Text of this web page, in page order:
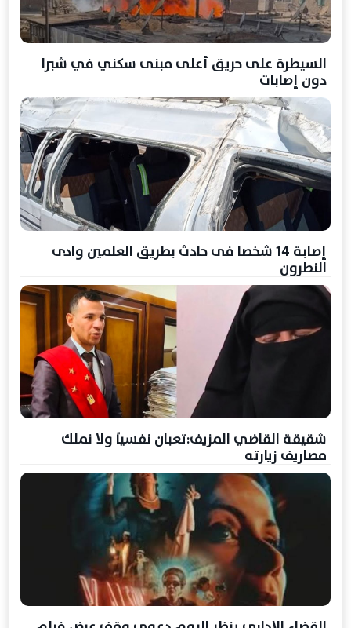
السيطرة على حريق أعلى مبنى سكني في شبرا
دون إصابات
إصابة 14 شخصا فى حادث بطريق العلمين وادى
النطرون
شقيقة القاضي المزيف:تعبان نفسياً ولا نملك
مصاريف زيارته